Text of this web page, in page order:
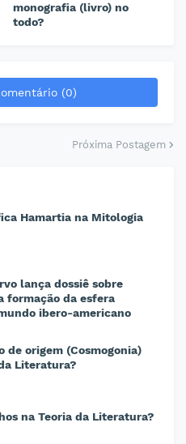
monografia (livro) no
todo?
(0)
Próxima Postagem
Hamartia na Mitologia
lança dossiê sobre
formação da esfera
ibero-americano
de origem (Cosmogonia)
Literatura?
na Teoria da Literatura?